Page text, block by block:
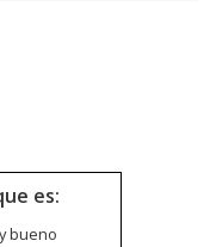
es:
bueno